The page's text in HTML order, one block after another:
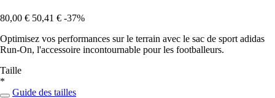
80,00 € 50,41 € -37%
Optimisez vos performances sur le terrain avec le sac de sport adidas
Run-On, l'accessoire incontournable pour les footballeurs.
Taille
*
Guide des tailles